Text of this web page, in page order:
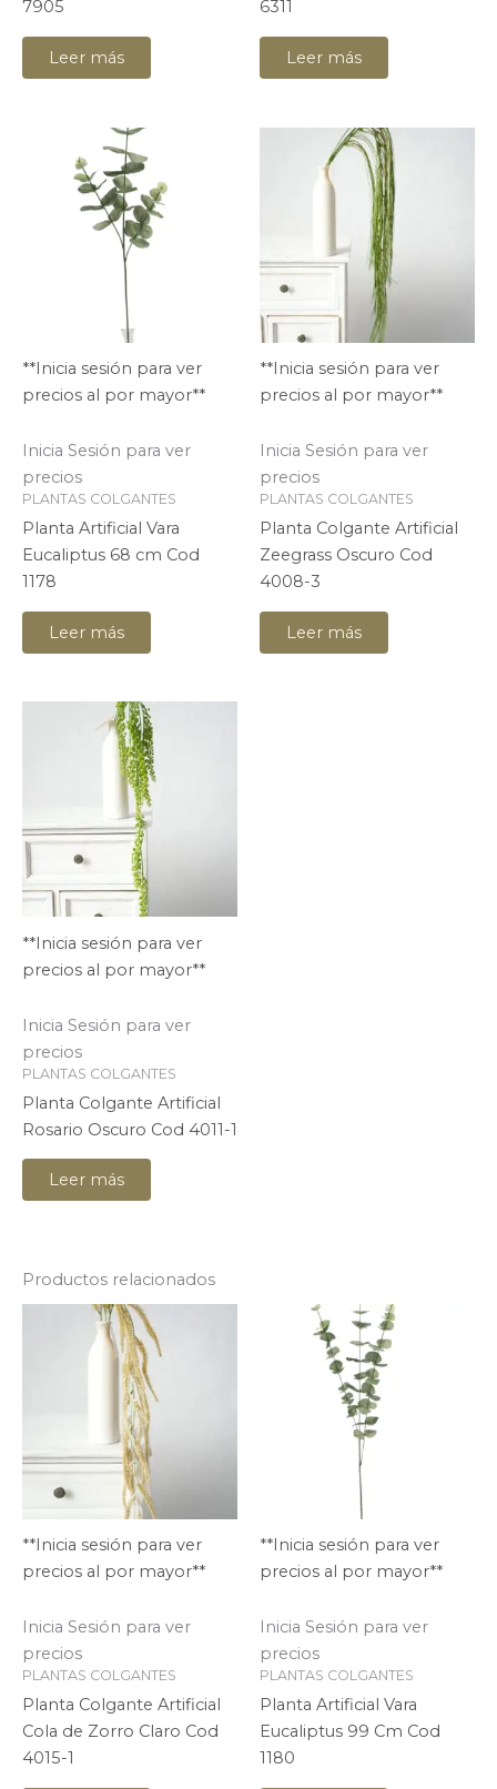
7905
Leer más
6311
Leer más
**Inicia sesión para ver
precios al por mayor**
Inicia Sesión para ver
precios
PLANTAS COLGANTES
Planta Artificial Vara
Eucaliptus 68 cm Cod
1178
Leer más
**Inicia sesión para ver
precios al por mayor**
Inicia Sesión para ver
precios
PLANTAS COLGANTES
Planta Colgante Artificial
Zeegrass Oscuro Cod
4008-3
Leer más
**Inicia sesión para ver
precios al por mayor**
Inicia Sesión para ver
precios
PLANTAS COLGANTES
Planta Colgante Artificial
Rosario Oscuro Cod 4011-1
Leer más
Productos relacionados
**Inicia sesión para ver
precios al por mayor**
Inicia Sesión para ver
precios
PLANTAS COLGANTES
Planta Colgante Artificial
Cola de Zorro Claro Cod
4015-1
**Inicia sesión para ver
precios al por mayor**
Inicia Sesión para ver
precios
PLANTAS COLGANTES
Planta Artificial Vara
Eucaliptus 99 Cm Cod
1180